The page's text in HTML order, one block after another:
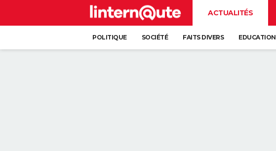
ACTUALITÉS
POLITIQUE SOCIÉTÉ FAITS DIVERS EDUCATION